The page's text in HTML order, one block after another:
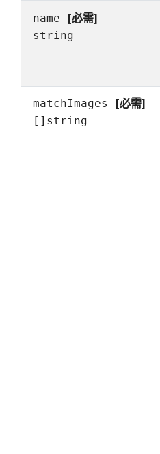
name [必需]
string
matchImages [必需]
[]string